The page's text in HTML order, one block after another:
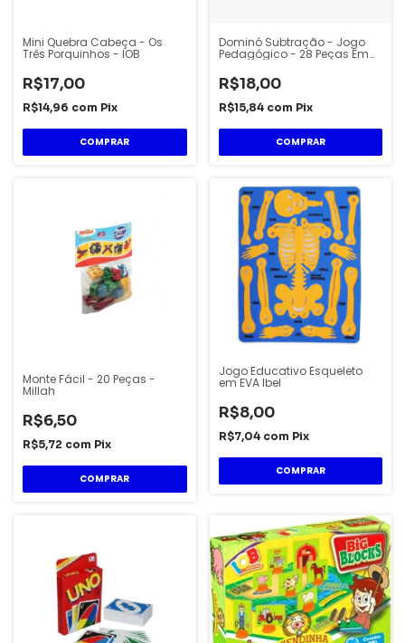
Mini Quebra Cabeça - Os
Três Porquinhos - IOB
R$17,00
R$14,96 com Pix
Dominó Subtração - Jogo
Pedagógico - 28 Peças Em
R$18,00
R$15,84 com Pix
Monte Fácil - 20 Peças -
Millah
R$6,50
R$5,72 com Pix
Jogo Educativo Esqueleto
em EVA Ibel
R$8,00
R$7,04 com Pix